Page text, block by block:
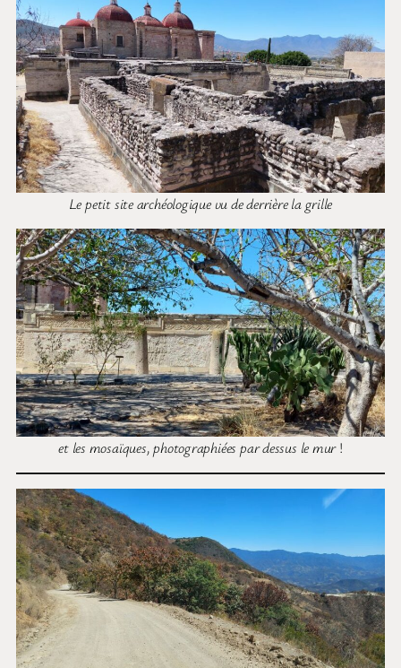
Le petit site archéologique vu de derrière la grille
et les mosaïques, photographiées par dessus le mur!